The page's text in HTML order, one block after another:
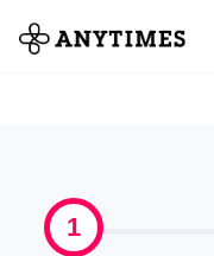
全て
1